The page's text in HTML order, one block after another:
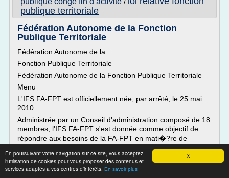
X
En poursuivant votre navigation sur ce site, vous acceptez
l'utilisation de cookies pour vous proposer des contenus et
services adaptés à vos centres d'intérêts. En savoir plus
publique territoriale
Fédération Autonome de la Fonction
Publique Territoriale
Fédération Autonome de la
Fonction Publique Territoriale
Fédération Autonome de la Fonction Publique Territoriale
Menu
L'IFS FA-FPT est officiellement née, par arrêté, le 25 mai
2010 .
Administrée par un Conseil d'administration composé de 18
membres, l'IFS FA-FPT s'est donnée comme objectif de
répondre aux besoins de la FA-FPT en mati�?re de
Retraite
A l'issue de la loi...